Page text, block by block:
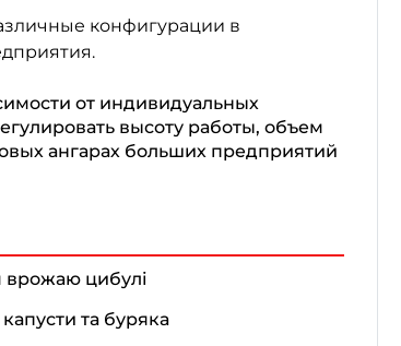
конфигурации в
от индивидуальных
высоту работы, объем
ангарах больших предприятий
врожаю цибулі
та буряка